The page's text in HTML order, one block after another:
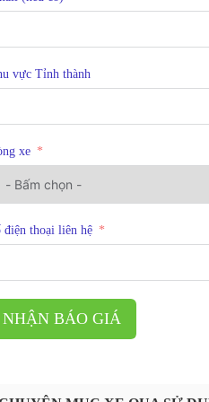
vực Tỉnh thành
xe
điện thoại liên hệ
NHẬN BÁO GIÁ